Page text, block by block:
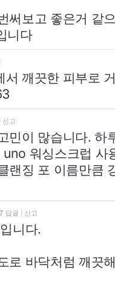
써보고 좋은거 같
니다
서 깨끗한 피부로
신고
민이 많습니다.
uno 워싱스크럽
랜징 포 이름만큼
답글 신고
니다.
로 바닥처럼 깨끗